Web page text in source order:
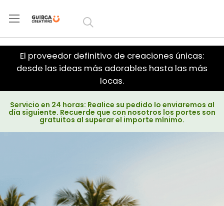
Ir al
contenido
El proveedor definitivo de creaciones únicas:
desde las ideas más adorables hasta las más
locas.
Servicio en 24 horas: Realice su pedido lo enviaremos al
día siguiente. Recuerde que con nosotros los portes son
gratuitos al superar el importe mínimo.